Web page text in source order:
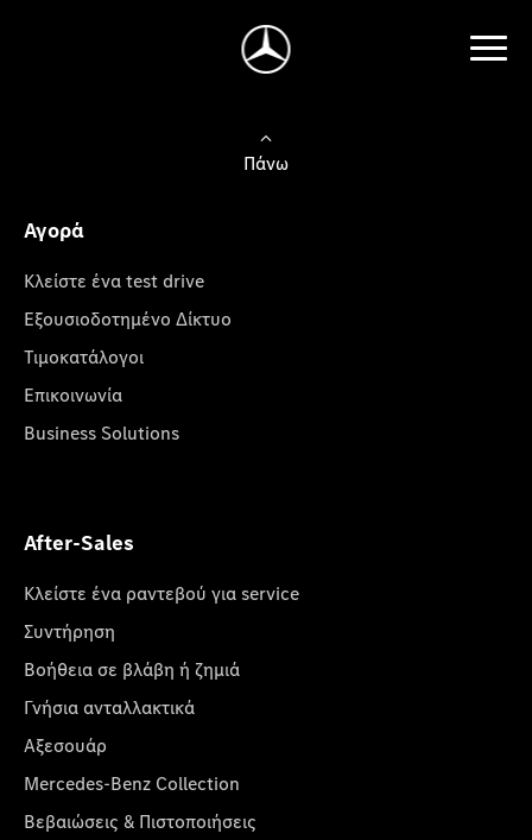
Πάνω
Αγορά
Κλείστε ένα test drive
Εξουσιοδοτημένο Δίκτυο
Τιμοκατάλογοι
Επικοινωνία
Business Solutions
After-Sales
Κλείστε ένα ραντεβού για service
Συντήρηση
Βοήθεια σε βλάβη ή ζημιά
Γνήσια ανταλλακτικά
Αξεσουάρ
Mercedes-Benz Collection
Βεβαιώσεις & Πιστοποιήσεις